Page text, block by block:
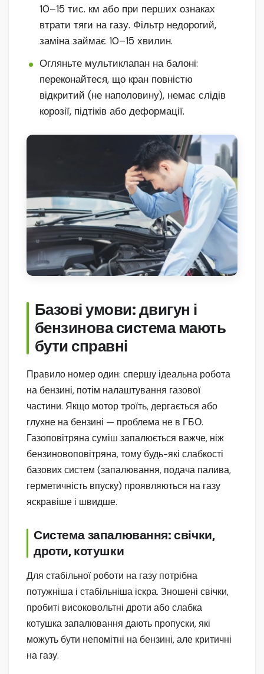
10–15 тис. км або при перших ознаках
втрати тяги на газу. Фільтр недорогий,
заміна займає 10–15 хвилин.
Огляньте мультиклапан на балоні:
переконайтеся, що кран повністю
відкритий (не наполовину), немає слідів
корозії, підтіків або деформації.
Базові умови: двигун і
бензинова система мають
бути справні
Правило номер один: спершу ідеальна робота
на бензині, потім налаштування газової
частини. Якщо мотор троїть, дергається або
глухне на бензині — проблема не в ГБО.
Газоповітряна суміш запалюється важче, ніж
бензиновоповітряна, тому будь-які слабкості
базових систем (запалювання, подача палива,
герметичність впуску) проявляються на газу
яскравіше і швидше.
Система запалювання: свічки,
дроти, котушки
Для стабільної роботи на газу потрібна
потужніша і стабільніша іскра. Зношені свічки,
пробиті високовольтні дроти або слабка
котушка запалювання дають пропуски, які
можуть бути непомітні на бензині, але критичні
на газу.